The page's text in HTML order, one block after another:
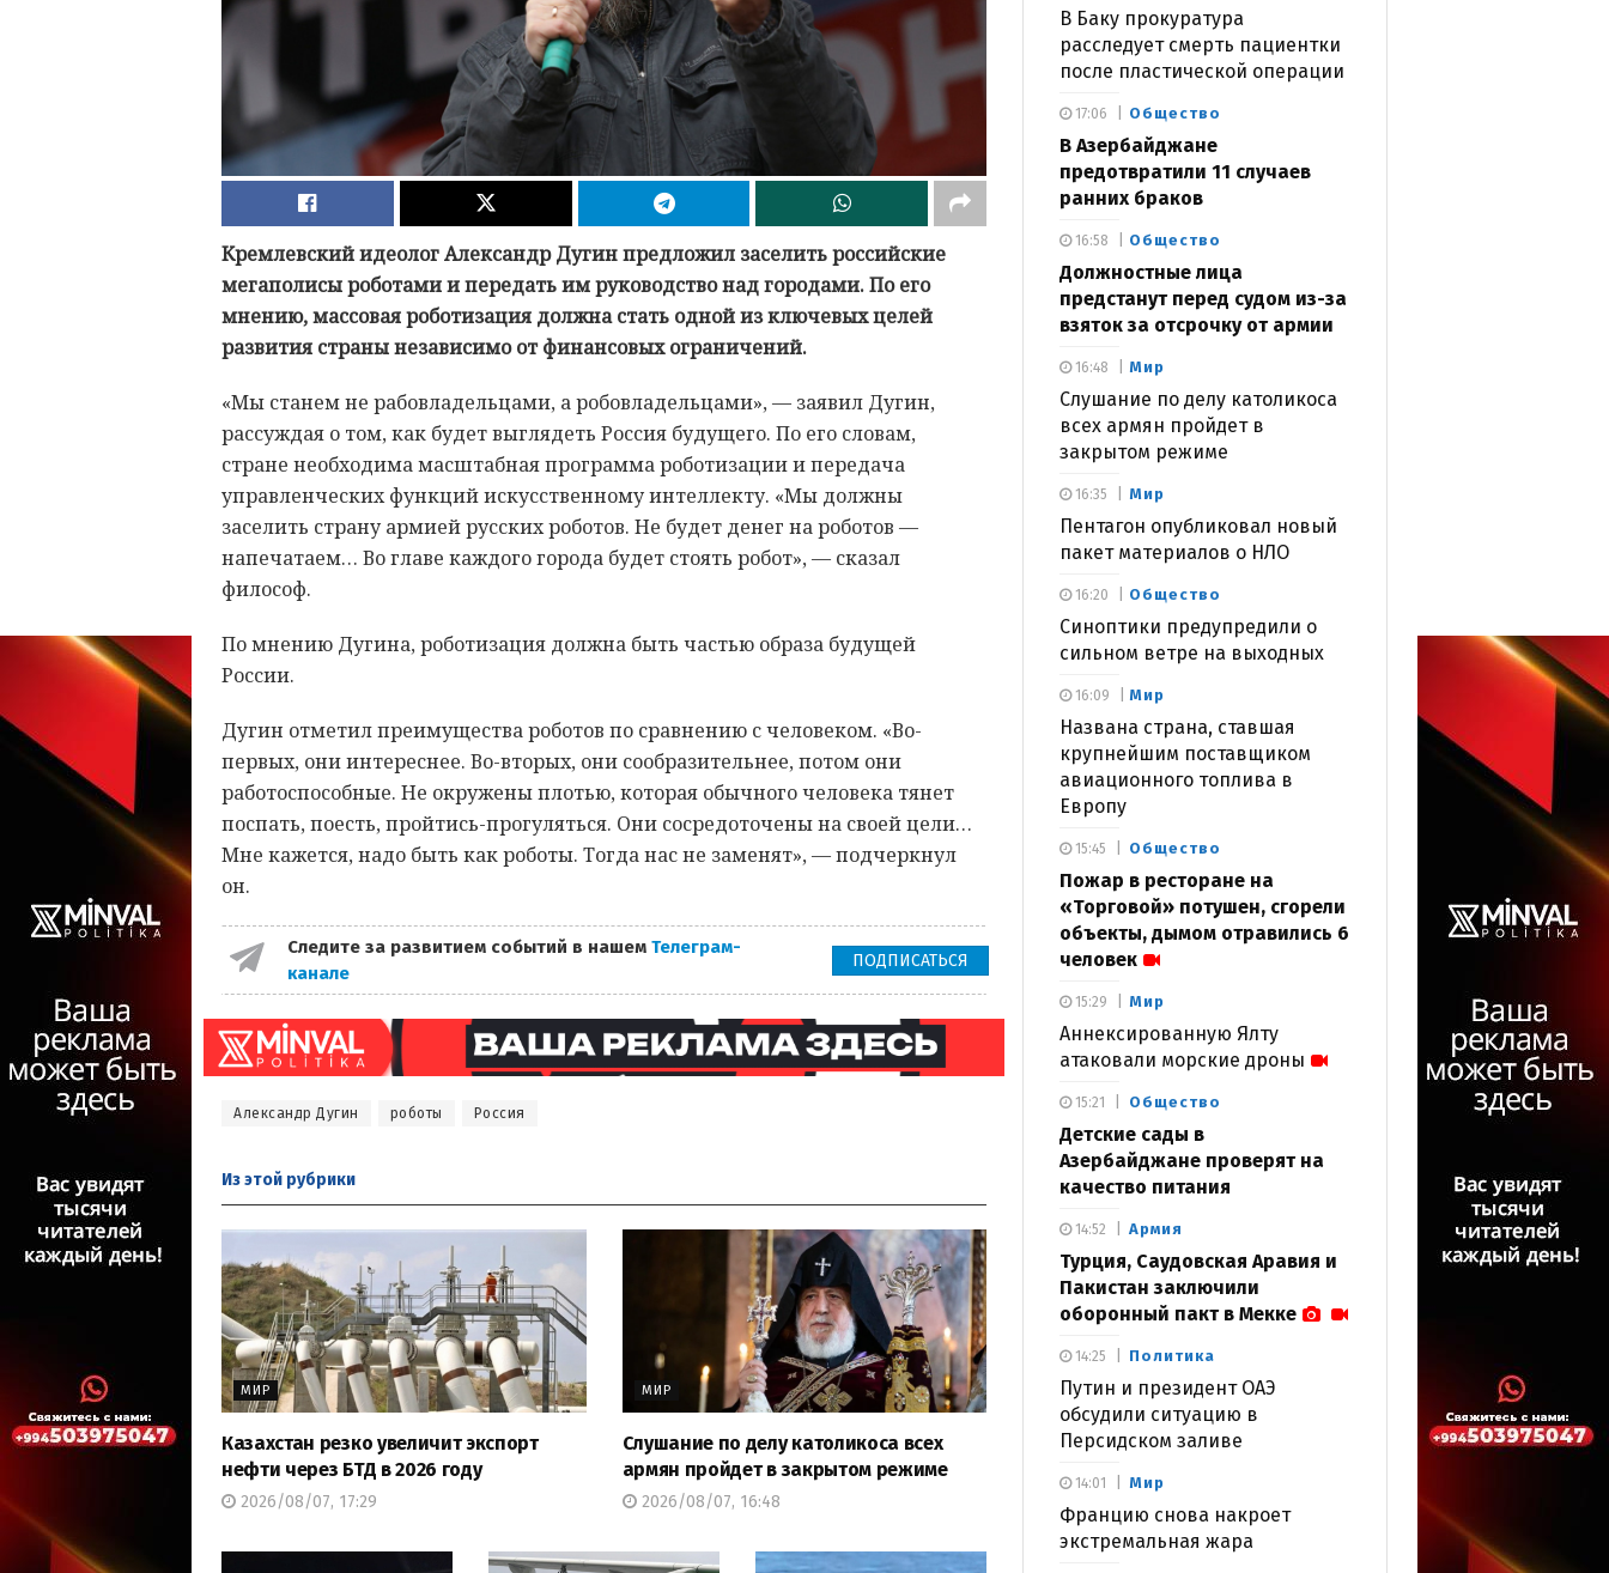
Кремлевский идеолог Александр Дугин предложил заселить российские
мегаполисы роботами и передать им руководство над городами. По его
мнению, массовая роботизация должна стать одной из ключевых целей
развития страны независимо от финансовых ограничений.
«Мы станем не рабовладельцами, а робовладельцами», — заявил Дугин,
рассуждая о том, как будет выглядеть Россия будущего. По его словам,
стране необходима масштабная программа роботизации и передача
управленческих функций искусственному интеллекту. «Мы должны
заселить страну армией русских роботов. Не будет денег на роботов —
напечатаем… Во главе каждого города будет стоять робот», — сказал
философ.
По мнению Дугина, роботизация должна быть частью образа будущей
России.
Дугин отметил преимущества роботов по сравнению с человеком. «Во-
первых, они интереснее. Во-вторых, они сообразительнее, потом они
работоспособные. Не окружены плотью, которая обычного человека тянет
поспать, поесть, пройтись-прогуляться. Они сосредоточены на своей цели…
Мне кажется, надо быть как роботы. Тогда нас не заменят», — подчеркнул
он.
Следите за развитием событий в нашем Телеграм-
канале
ПОДПИСАТЬСЯ
Александр Дугин роботы Россия
Из этой рубрики
МИР
Казахстан резко увеличит экспорт
нефти через БТД в 2026 году
2026/08/07, 17:29
МИР
Слушание по делу католикоса всех
армян пройдет в закрытом режиме
2026/08/07, 16:48
В Баку прокуратура
расследует смерть пациентки
после пластической операции
Общество
В Азербайджане
предотвратили 11 случаев
ранних браков
17:06
Общество
Должностные лица
предстанут перед судом из-за
взяток за отсрочку от армии
16:58
Мир
Слушание по делу католикоса
всех армян пройдет в
закрытом режиме
16:48
Мир
Пентагон опубликовал новый
пакет материалов о НЛО
16:35
Общество
Синоптики предупредили о
сильном ветре на выходных
16:20
Мир
Названа страна, ставшая
крупнейшим поставщиком
авиационного топлива в
Европу
16:09
Общество
Пожар в ресторане на
«Торговой» потушен, сгорели
объекты, дымом отравились 6
человек
15:45
Мир
Аннексированную Ялту
атаковали морские дроны
15:29
Общество
Детские сады в
Азербайджане проверят на
качество питания
15:21
Армия
Турция, Саудовская Аравия и
Пакистан заключили
оборонный пакт в Мекке
14:52
Политика
Путин и президент ОАЭ
обсудили ситуацию в
Персидском заливе
14:25
Мир
Францию снова накроет
экстремальная жара
14:01